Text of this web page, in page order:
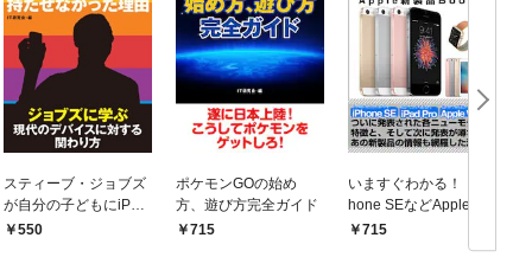
スティーブ・ジョブズ
が自分の子どもにiPho
neを持たせなかった理
550
ポケモンGOの始め
方、遊び方完全ガイド
715
いますぐわかる！ iP
hone SEなどApple新
製品Book！
715